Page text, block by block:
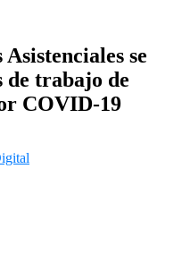
se
de trabajo de
COVID-19